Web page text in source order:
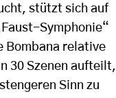
stützt sich auf
Symphonie“
Bombana relative
30 Szenen aufteilt,
Sinn zu